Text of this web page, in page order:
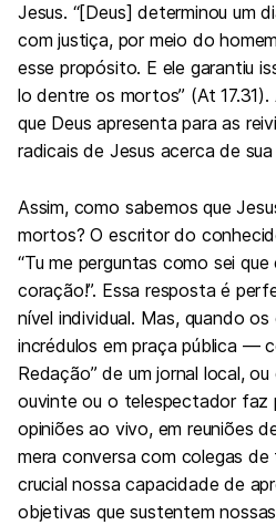
Jesus. “[Deus] determinou um
com justiça, por meio do
esse propósito. E ele garantiu
lo dentre os mortos” (At
que Deus apresenta para as
radicais de Jesus acerca de
Assim, como sabemos que
mortos? O escritor do
“Tu me perguntas como sei
coração!”. Essa resposta é
nível individual. Mas, quando
incrédulos em praça pública —
Redação” de um jornal local,
ouvinte ou o telespectador faz
opiniões ao vivo, em reuniões
mera conversa com colegas
crucial nossa capacidade de
objetivas que sustentem